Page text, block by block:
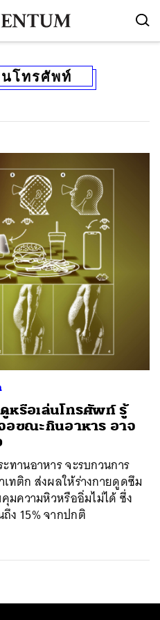
นโทรศัพท์
หรือเล่นโทรศัพท์ รู้
อขณะกินอาหาร อาจ
านอาหาร จะรบกวนการ
ทติก ส่งผลให้ร่างกายดูดซึม
มความหิวหรืออิ่มไม่ได้ ซึ่ง
ง 15% จากปกติ
LINE EMAIL